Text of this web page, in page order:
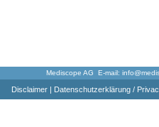
Mediscope AG E-mail:
Disclaimer| Datenschutzerklärung /